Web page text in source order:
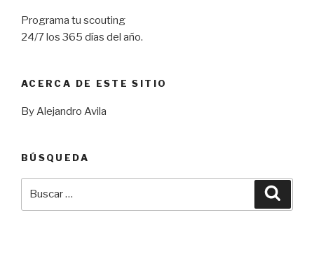
Programa tu scouting
24/7 los 365 días del año.
ACERCA DE ESTE SITIO
By Alejandro Avila
BÚSQUEDA